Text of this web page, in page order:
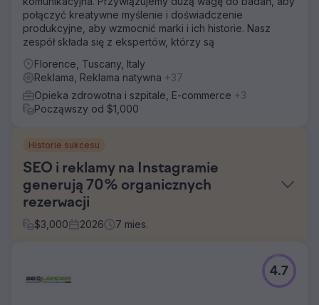
połączyć kreatywne myślenie i doświadczenie
produkcyjne, aby wzmocnić marki i ich historie. Nasz
zespół składa się z ekspertów, którzy są
Florence, Tuscany, Italy
Reklama, Reklama natywna +37
Opieka zdrowotna i szpitale, E-commerce +3
Począwszy od $1,000
Historie sukcesu
SEO i reklamy na Instagramie
generują 70% organicznych
rezerwacji
$3,000 2026 7 mies.
Butikowa firma turystyczna w 100% opierała się na płatnej
reklamie i partnerstwach offline w pozyskiwaniu klientów.
4.7